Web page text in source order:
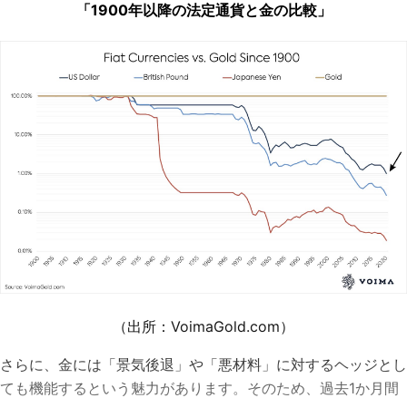
「1900年以降の法定通貨と金の比較」
（出所：VoimaGold.com）
さらに、金には「景気後退」や「悪材料」に対するヘッジとし
ても機能するという魅力があります。そのため、過去1か月間